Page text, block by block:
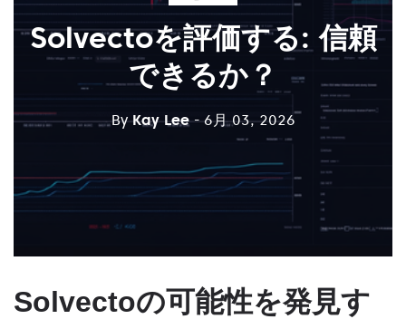
Solvectoを評価する: 信頼
できるか？
ByKay Lee - 6月 03, 2026
Solvectoの可能性を発見す